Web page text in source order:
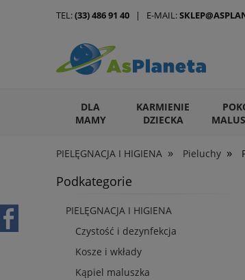
DLA
MAMY
KARMIENIE
DZIECKA
ARTYKUŁY DLA ZWIERZĄT
PIELĘGNACJA I HIGIENA » Pieluchy »
TEL:(33) 486 91 40 | E-MAIL:
Podkategorie
PIELĘGNACJA I HIGIENA
Czystość i dezynfekcja
Kosze i wkłady
Kąpiel maluszka